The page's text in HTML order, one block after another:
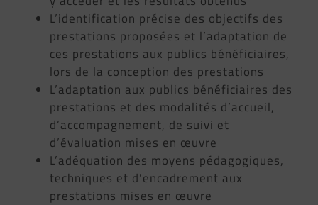
L’identification précise des objectifs des
prestations proposées et l’adaptation de
ces prestations aux publics bénéficiaires,
lors de la conception des prestations
L’adaptation aux publics bénéficiaires des
prestations et des modalités d’accueil,
d’accompagnement, de suivi et
d’évaluation mises en œuvre
L’adéquation des moyens pédagogiques,
techniques et d’encadrement aux
prestations mises en œuvre